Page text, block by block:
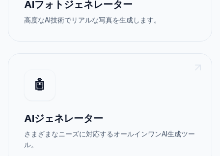
AIフォトジェネレーター
高度なAI技術でリアルな写真を生成します。
🤖
AIジェネレーター
さまざまなニーズに対応するオールインワンAI生成ツー
ル。